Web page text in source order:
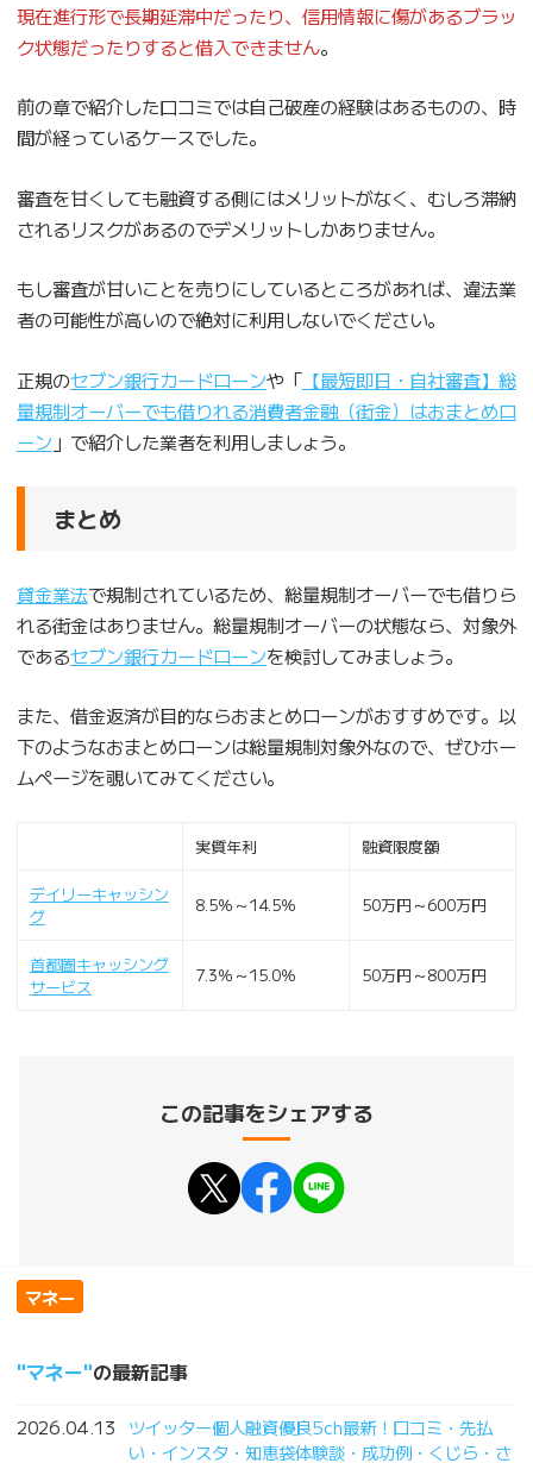
現在進行形で長期延滞中だったり、信用情報に傷があるブラッ
ク状態だったりすると借入できません。
前の章で紹介した口コミでは自己破産の経験はあるものの、時
間が経っているケースでした。
審査を甘くしても融資する側にはメリットがなく、むしろ滞納
されるリスクがあるのでデメリットしかありません。
もし審査が甘いことを売りにしているところがあれば、違法業
者の可能性が高いので絶対に利用しないでください。
正規のセブン銀行カードローンや「【最短即日・自社審査】総
量規制オーバーでも借りれる消費者金融（街金）はおまとめロ
ーン 」で紹介した業者を利用しましょう。
まとめ
貸金業法で規制されているため、総量規制オーバーでも借りら
れる街金はありません。総量規制オーバーの状態なら、対象外
であるセブン銀行カードローンを検討してみましょう。
また、借金返済が目的ならおまとめローンがおすすめです。以
下のようなおまとめローンは総量規制対象外なので、ぜひホー
ムページを覗いてみてください。
実質年利 融資限度額
デイリーキャッシン
グ
8.5％～14.5％ 50万円～600万円
首都圏キャッシング
サービス
7.3％～15.0％ 50万円～800万円
この記事をシェアする
マネー
マネー の最新記事
2026.04.13
ツイッター個人融資優良5ch最新！口コミ・先払
い・インスタ・知恵袋体験談・成功例・くじら・さ